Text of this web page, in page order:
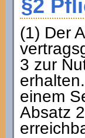
§2
(1) Der
3 zur
einem
Absatz